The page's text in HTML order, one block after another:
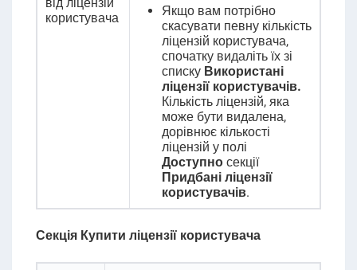
користувача
Якщо вам потрібно
скасувати певну кількість
ліцензій користувача,
спочатку видаліть їх зі
списку Використані
ліцензії користувачів.
Кількість ліцензій, яка
може бути видалена,
дорівнює кількості
ліцензій у полі
Доступносекції
Придбані ліцензії
користувачів.
Секція Купити ліцензії користувача